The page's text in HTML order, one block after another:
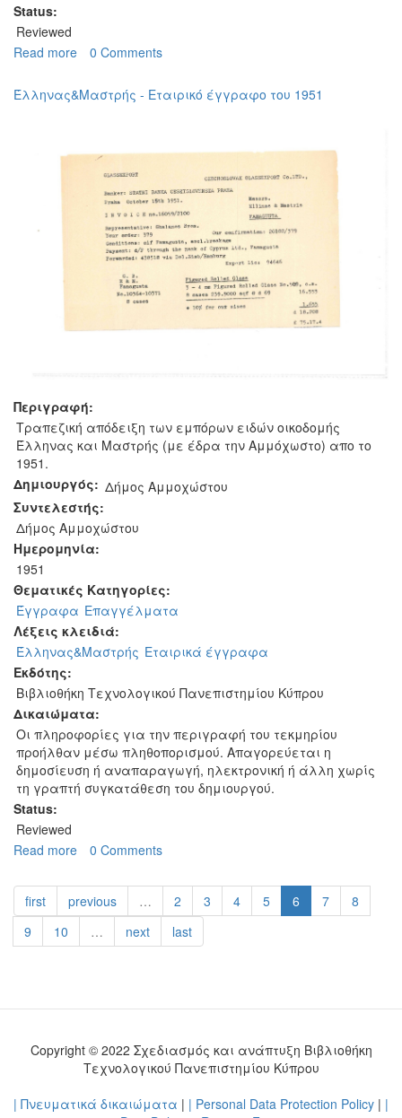
Status:
Reviewed
Read more about
Motor
Trading
έγγραφο
1951
0 Comments
Έλληνας&Μαστρής - Εταιρικό έγγραφο του 1951
Περιγραφή:
Τραπεζική απόδειξη των εμπόρων ειδών οικοδομής
Έλληνας και Μαστρής (με έδρα την Αμμόχωστο) απο το
1951.
Δημιουργός: Δήμος Αμμοχώστου
Συντελεστής:
Δήμος Αμμοχώστου
Ημερομηνία:
1951
Θεματικές Κατηγορίες:
Έγγραφα Επαγγέλματα
Λέξεις κλειδιά:
Έλληνας&Μαστρής Εταιρικά έγγραφα
Εκδότης:
Βιβλιοθήκη Τεχνολογικού Πανεπιστημίου Κύπρου
Δικαιώματα:
Οι πληροφορίες για την περιγραφή του τεκμηρίου
προήλθαν μέσω πληθοπορισμού. Απαγορεύεται η
δημοσίευση ή αναπαραγωγή, ηλεκτρονική ή άλλη χωρίς
τη γραπτή συγκατάθεση του δημιουργού.
Status:
Reviewed
Read more about
-
Εταιρικό
έγγραφο
του
0 Comments
first previous … 2 3 4 5 6 7
8
9
10 … next last
Copyright © 2022 Σχεδιασμός και ανάπτυξη Βιβλιοθήκη
Τεχνολογικού Πανεπιστημίου Κύπρου
| Πνευματικά δικαιώματα | | Personal Data Protection Policy | |